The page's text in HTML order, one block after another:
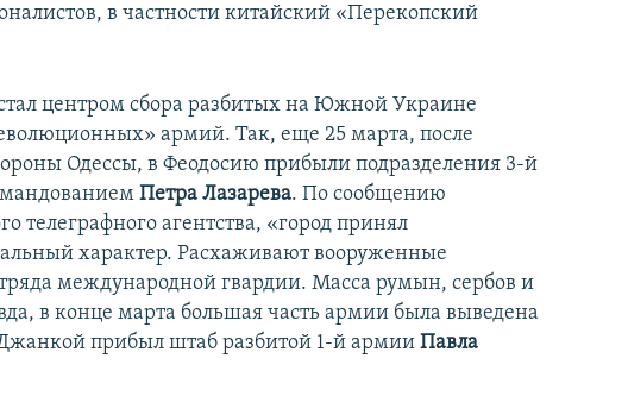
в частности китайский «Перекопский
центром сбора разбитых на Южной Украине
армий. Так, еще 25 марта, после
Одессы, в Феодосию прибыли подразделения 3-й
Петра Лазарева. По сообщению
телеграфного агентства, «город принял
характер. Расхаживают вооруженные
международной гвардии. Масса румын, сербов и
в конце марта большая часть армии была выведена
Джанкой прибыл штаб разбитой 1-й армииПавла